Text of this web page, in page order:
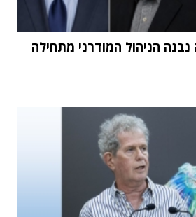
הניהול המודרני מתחילה